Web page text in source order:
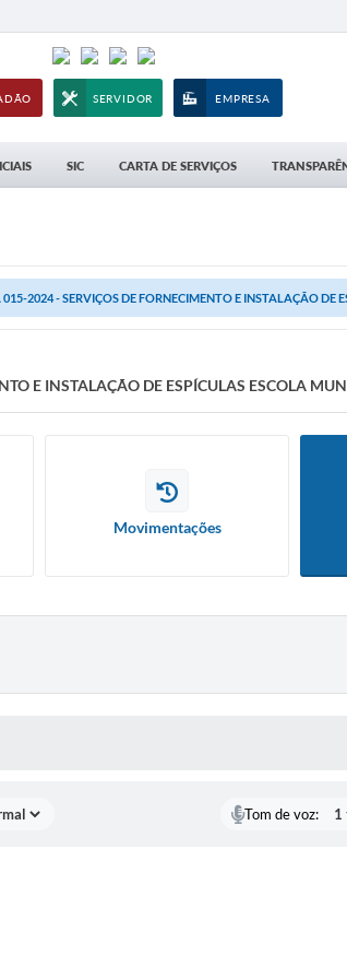
SERVIDOR EMPRESA
SIC CARTA DE SERVIÇOS
2024 - SERVIÇOS DE FORNECIMENTO E INSTALAÇÃO DE
E INSTALAÇÃO DE ESPÍCULAS ESCOLA
Movimentações
Tom de voz: